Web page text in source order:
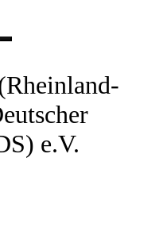
Suchen …
e.V.
…